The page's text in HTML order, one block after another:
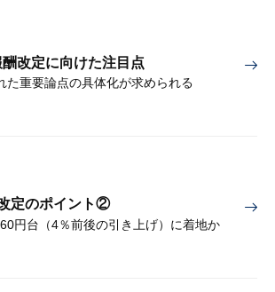
改定に向けた注目点
た重要論点の具体化が求められる
定のポイント②
円台（4％前後の引き上げ）に着地か